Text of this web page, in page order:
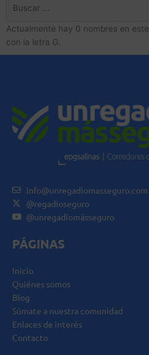
Actualmente hay 0 nombres en
con la letra G.
info@unregadiomasseguro.com
@regadioseguro
@unregadíomásseguro
PÁGINAS
Inicio
Quiénes somos
Blog
Súmate a nuestra comunidad
Enlaces de interés
Contacto